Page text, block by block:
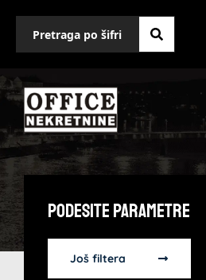
Podesite Parametre
Još filtera